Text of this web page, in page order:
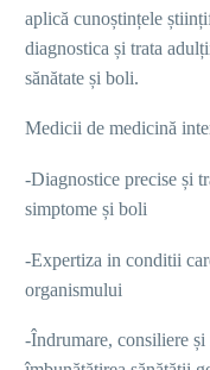
aplică cunoștințele
diagnostica și trata
sănătate și boli.
Medicii de medicină
-Diagnostice precise și
simptome și boli
-Expertiza in conditii
organismului
-Îndrumare, consiliere